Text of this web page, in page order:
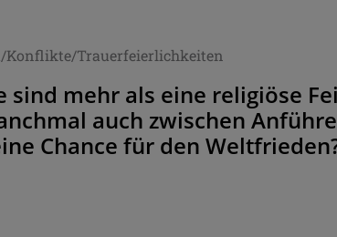
Trauerfeierlichkeiten
sind mehr als eine religiöse
auch zwischen
Chance für den